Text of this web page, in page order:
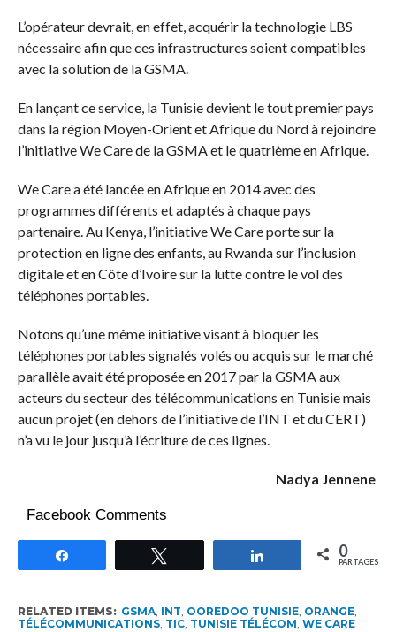
L’opérateur devrait, en effet, acquérir la technologie LBS
nécessaire afin que ces infrastructures soient compatibles
avec la solution de la GSMA.
En lançant ce service, la Tunisie devient le tout premier pays
dans la région Moyen-Orient et Afrique du Nord à rejoindre
l’initiative We Care de la GSMA et le quatrième en Afrique.
We Care a été lancée en Afrique en 2014 avec des
programmes différents et adaptés à chaque pays
partenaire. Au Kenya, l’initiative We Care porte sur la
protection en ligne des enfants, au Rwanda sur l’inclusion
digitale et en Côte d’Ivoire sur la lutte contre le vol des
téléphones portables.
Notons qu’une même initiative visant à bloquer les
téléphones portables signalés volés ou acquis sur le marché
parallèle avait été proposée en 2017 par la GSMA aux
acteurs du secteur des télécommunications en Tunisie mais
aucun projet (en dehors de l’initiative de l’INT et du CERT)
n’a vu le jour jusqu’à l’écriture de ces lignes.
Nadya Jennene
Facebook Comments
Partagez 0
PARTAGES
RELATED ITEMS: GSMA, INT OOREDOO TUNISIE, ORANGE,
TÉLÉCOMMUNICATIONS, TIC, TUNISIE TÉLÉCOM WE CARE